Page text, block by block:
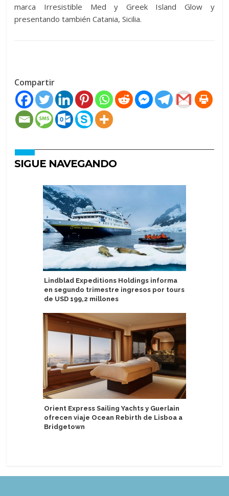
marca Irresistible Med y Greek Island Glow y
presentando también Catania, Sicilia.
Compartir
SIGUE NAVEGANDO
Lindblad Expeditions Holdings informa
en segundo trimestre ingresos por tours
de USD 199,2 millones
Orient Express Sailing Yachts y Guerlain
ofrecen viaje Ocean Rebirth de Lisboa a
Bridgetown